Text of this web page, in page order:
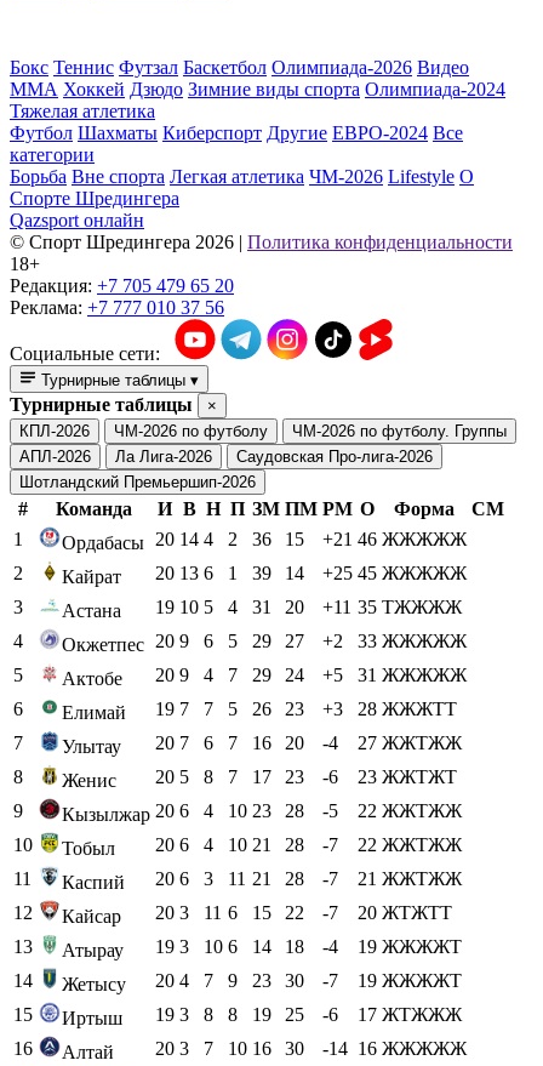
Бокс Теннис Футзал Баскетбол Олимпиада-2026 Видео
ММА Хоккей Дзюдо Зимние виды спорта Олимпиада-2024
Тяжелая атлетика
Футбол Шахматы Киберспорт Другие ЕВРО-2024 Все
категории
Борьба Вне спорта Легкая атлетика ЧМ-2026 Lifestyle О
Спорте Шредингера
Qazsport онлайн
© Cпорт Шредингера 2026 | Политика конфиденциальности
18+
Редакция: +7 705 479 65 20
Реклама: +7 777 010 37 56
Социальные сети:
Турнирные таблицы ▾
Турнирные таблицы
×
КПЛ-2026
ЧМ-2026 по футболу
ЧМ-2026 по футболу. Группы
АПЛ-2026
Ла Лига-2026
Саудовская Про-лига-2026
Шотландский Премьершип-2026
# Команда И В Н П ЗМ ПМ РМ О Форма
СМ
1
Ордабасы 20 14 4 2 36 15 +21 46 ЖЖЖЖЖ
2
Кайрат 20 13 6 1 39 14 +25 45 ЖЖЖЖЖ
3
Астана 19 10 5 4 31 20 +11 35 ТЖЖЖЖ
4
Окжетпес 20 9 6 5 29 27 +2 33 ЖЖЖЖЖ
5
Актобе 20 9 4 7 29 24 +5 31 ЖЖЖЖЖ
6
Елимай 19 7 7 5 26 23 +3 28 ЖЖЖТТ
7
Улытау 20 7 6 7 16 20 -4 27 ЖЖТЖЖ
8
Женис 20 5 8 7 17 23 -6 23 ЖЖТЖТ
9
Кызылжар 20 6 4 10 23 28 -5 22 ЖЖТЖЖ
10
Тобыл 20 6 4 10 21 28 -7 22 ЖЖТЖЖ
11
Каспий 20 6 3 11 21 28 -7 21 ЖЖТЖЖ
12
Кайсар 20 3 11 6 15 22 -7 20 ЖТЖТТ
13
Атырау 19 3 10 6 14 18 -4 19 ЖЖЖЖТ
14
Жетысу 20 4 7 9 23 30 -7 19 ЖЖЖЖТ
15
Иртыш 19 3 8 8 19 25 -6 17 ЖТЖЖЖ
16
Алтай 20 3 7 10 16 30 -14 16 ЖЖЖЖЖ